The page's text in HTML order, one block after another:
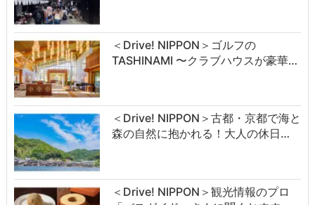
＜Drive! NIPPON＞ゴルフの
TASHINAMI 〜クラブハウスが豪華…
＜Drive! NIPPON＞古都・京都で海と
森の自然に抱かれる！大人の休日…
＜Drive! NIPPON＞観光情報のプロ